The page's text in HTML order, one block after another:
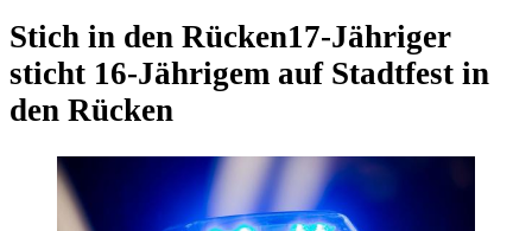
Stich in den Rücken17-Jähriger
sticht 16-Jährigem auf Stadtfest in
den Rücken